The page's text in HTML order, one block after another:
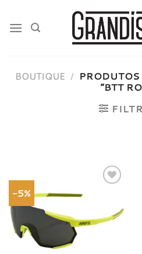
content
BOUTIQUE /
“BTT
-5%